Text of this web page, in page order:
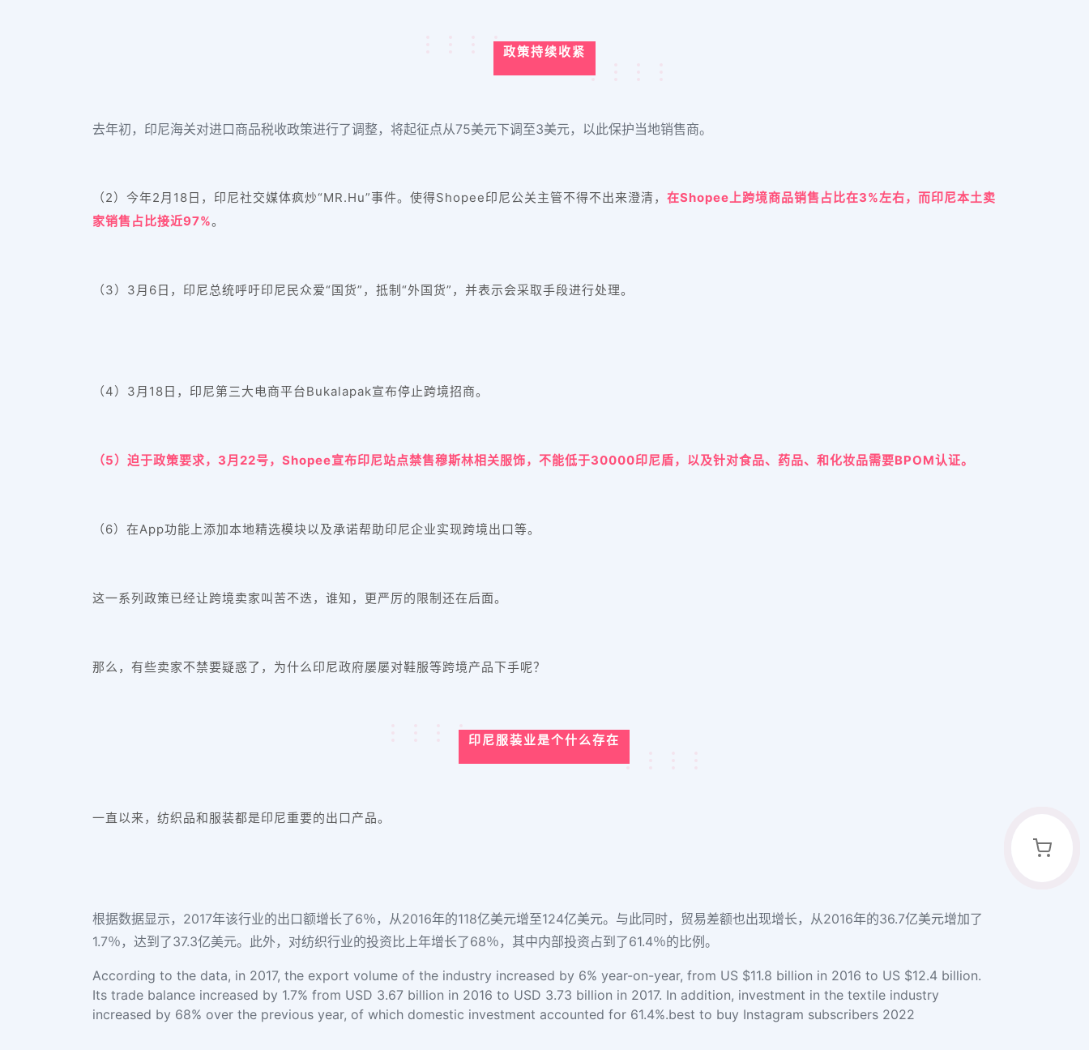
政策持续收紧
去年初，印尼海关对进口商品税收政策进行了调整，将起征点从75美元下调至3美元，以此保护当地销售商。
（2）今年2月18日，印尼社交媒体疯炒“MR.Hu”事件。使得Shopee印尼公关主管不得不出来澄清， 在Shopee上跨境商品销售占比在3%左右，而印尼本土卖
家销售占比接近97%。
（3）3月6日，印尼总统呼吁印尼民众爱“国货”，抵制“外国货”，并表示会采取手段进行处理。
（4）3月18日，印尼第三大电商平台Bukalapak宣布停止跨境招商。
（5） 迫于政策要求，3月22号，Shopee宣布印尼站点禁售穆斯林相关服饰，不能低于30000印尼盾，以及针对食品、药品、和化妆品需要BPOM认证。
（6）在App功能上添加本地精选模块以及承诺帮助印尼企业实现跨境出口等。
这一系列政策已经让跨境卖家叫苦不迭，谁知，更严厉的限制还在后面。
那么，有些卖家不禁要疑惑了，为什么印尼政府屡屡对鞋服等跨境产品下手呢？
印尼服装业是个什么存在
一直以来，纺织品和服装都是印尼重要的出口产品。
根据数据显示，2017年该行业的出口额增长了6％，从2016年的118亿美元增至124亿美元。与此同时，贸易差额也出现增长，从2016年的36.7亿美元增加了
1.7％，达到了37.3亿美元。此外，对纺织行业的投资比上年增长了68％，其中内部投资占到了61.4％的比例。
According to the data, in 2017, the export volume of the industry increased by 6% year-on-year, from US $11.8 billion in 2016 to US $12.4 billion.
Its trade balance increased by 1.7% from USD 3.67 billion in 2016 to USD 3.73 billion in 2017. In addition, investment in the textile industry
increased by 68% over the previous year, of which domestic investment accounted for 61.4%.best to buy Instagram subscribers 2022